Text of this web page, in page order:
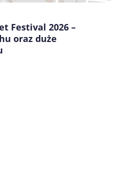
Festival 2026 –
oraz duże